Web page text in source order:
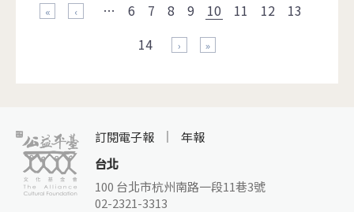
… 6 7 8 9 10 11 12
13
14
訂閱電子報
年報
台北
100 台北市杭州南路一段11巷3號
02-2321-3313